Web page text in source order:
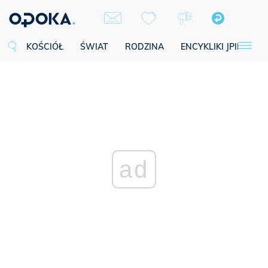
KOŚCIÓŁ ŚWIAT RODZINA ENCYKLIKI JPII
ad